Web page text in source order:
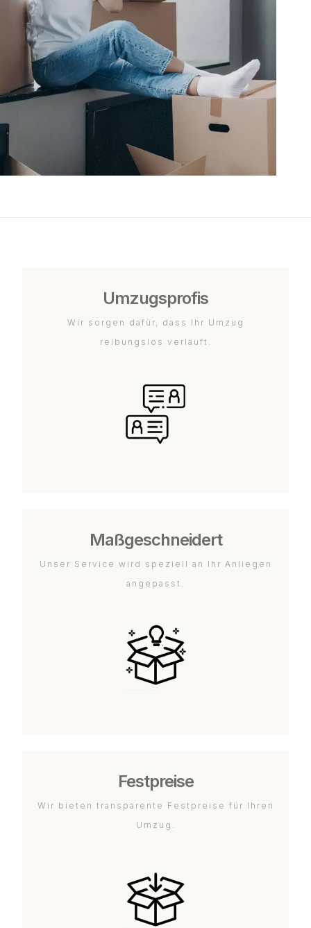
Umzugsprofis
Wir sorgen dafür, dass Ihr Umzug
reibungslos verläuft.
Maßgeschneidert
Unser Service wird speziell an Ihr Anliegen
angepasst.
Festpreise
Wir bieten transparente Festpreise für Ihren
Umzug.